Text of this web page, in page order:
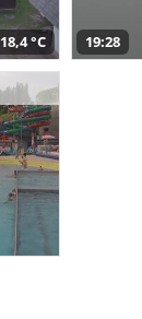
18,4 °C 19:28